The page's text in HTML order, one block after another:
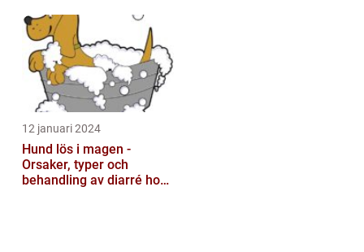
12 januari 2024
Hund lös i magen -
Orsaker, typer och
behandling av diarré hos